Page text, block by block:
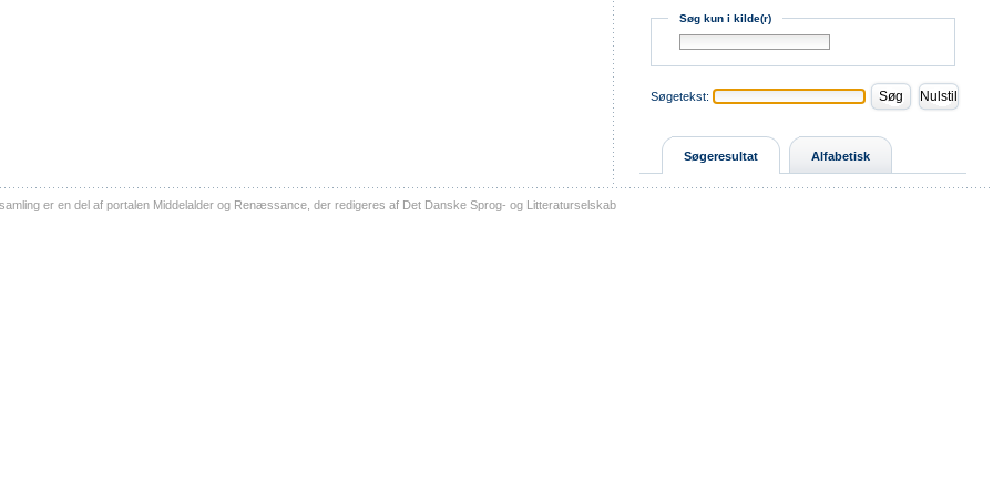
Søg kun i kilde(r)
Søgetekst:
Søgeresultat Alfabetisk
er en del af portalen Middelalder og Renæssance, der redigeres af Det Danske Sprog- og Litteraturselskab